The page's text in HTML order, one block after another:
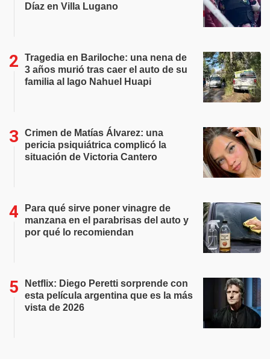
Díaz en Villa Lugano
Tragedia en Bariloche: una nena de
3 años murió tras caer el auto de su
familia al lago Nahuel Huapi
Crimen de Matías Álvarez: una
pericia psiquiátrica complicó la
situación de Victoria Cantero
Para qué sirve poner vinagre de
manzana en el parabrisas del auto y
por qué lo recomiendan
Netflix: Diego Peretti sorprende con
esta película argentina que es la más
vista de 2026